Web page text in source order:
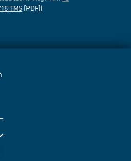
TMS [PDF])